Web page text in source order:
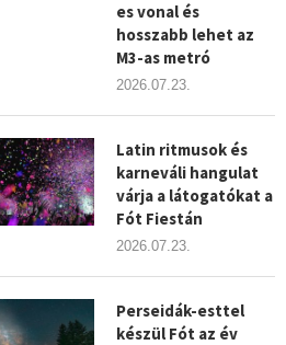
es vonal és
hosszabb lehet az
M3-as metró
2026.07.23.
Latin ritmusok és
karneváli hangulat
várja a látogatókat a
Fót Fiestán
2026.07.23.
Perseidák-esttel
készül Fót az év